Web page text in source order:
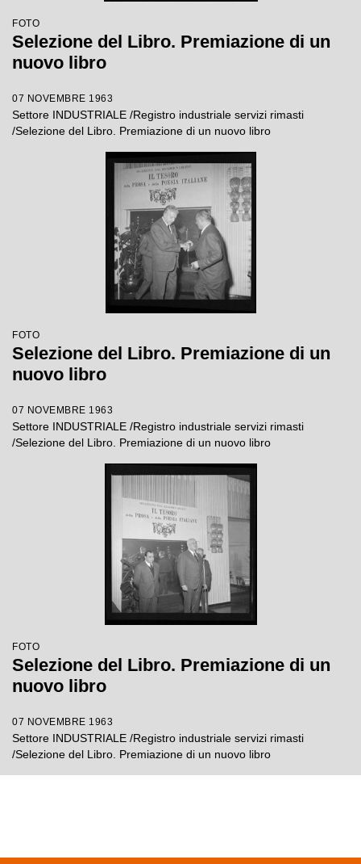
FOTO
Selezione del Libro. Premiazione di un
nuovo libro
07 NOVEMBRE 1963
Settore INDUSTRIALE /Registro industriale servizi rimasti
/Selezione del Libro. Premiazione di un nuovo libro
FOTO
Selezione del Libro. Premiazione di un
nuovo libro
07 NOVEMBRE 1963
Settore INDUSTRIALE /Registro industriale servizi rimasti
/Selezione del Libro. Premiazione di un nuovo libro
FOTO
Selezione del Libro. Premiazione di un
nuovo libro
07 NOVEMBRE 1963
Settore INDUSTRIALE /Registro industriale servizi rimasti
/Selezione del Libro. Premiazione di un nuovo libro